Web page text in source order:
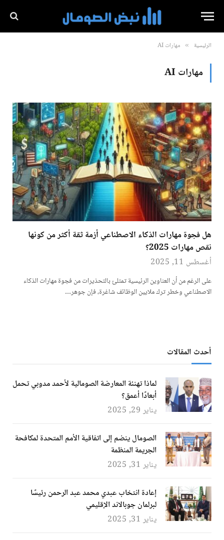
الرئيسية » مهارات AI
مهارات AI
هل فجوة مهارات الذكاء الاصطناعي أزمة ثقة أكثر من كونها
نقص مهارات 2025؟
أغسطس 11, 2025
على الرغم من أن العناوين الرئيسية تمتلئ بالتحذيرات من فجوة مهارات الذكاء
الاصطناعي وخطر ترك ملايين الوظائف شاغرة، فإن جوهر…
أحدث المقالات
لماذا تهنئة المعارضة الصومالية لأحمد مدوبي تحمل
أبعادًا أعمق؟
يناير 29, 2025
الصومال ينضم إلى اتفاقية الأمم المتحدة لمكافحة
الجريمة المنظمة
يناير 31, 2025
إعادة انتخاب عبدي محمد عبد الرحمن رئيسًا
لبرلمان جوبالاند الإقليمي
يناير 31, 2025